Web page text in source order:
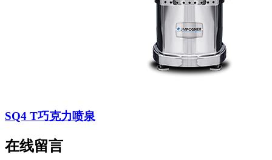
SQ4 T巧克力喷泉
在线留言